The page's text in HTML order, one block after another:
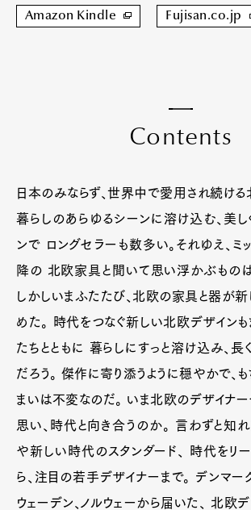
Amazon Kindle Fujisan.co.jp
Contents
日本のみならず、世界中で愛用され続け
暮らしのあらゆるシーンに溶け込む、美
ンで ロングセラーも数多い。それゆえ、ミ
降の 北欧家具と聞いて思い浮かぶものは
しかしいまふたたび、北欧の家具と器が
めた。 時代をつなぐ新しい北欧デザイン
たちとともに 暮らしにすっと溶け込み、長
だろう。 傑作に寄り添うように穏やかで、
まいは不変なのだ。 いま北欧のデザイナ
思い、時代と向き合うのか。 言わずと知
や新しい時代のスタンダード、 時代をリ
ら、注目の若手デザイナーまで。 デンマーク
ウェーデン、ノルウェーから届いた、 北欧